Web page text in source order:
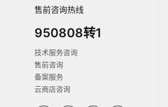
售前咨询热线
950808转1
技术服务咨询
售前咨询
备案服务
云商店咨询